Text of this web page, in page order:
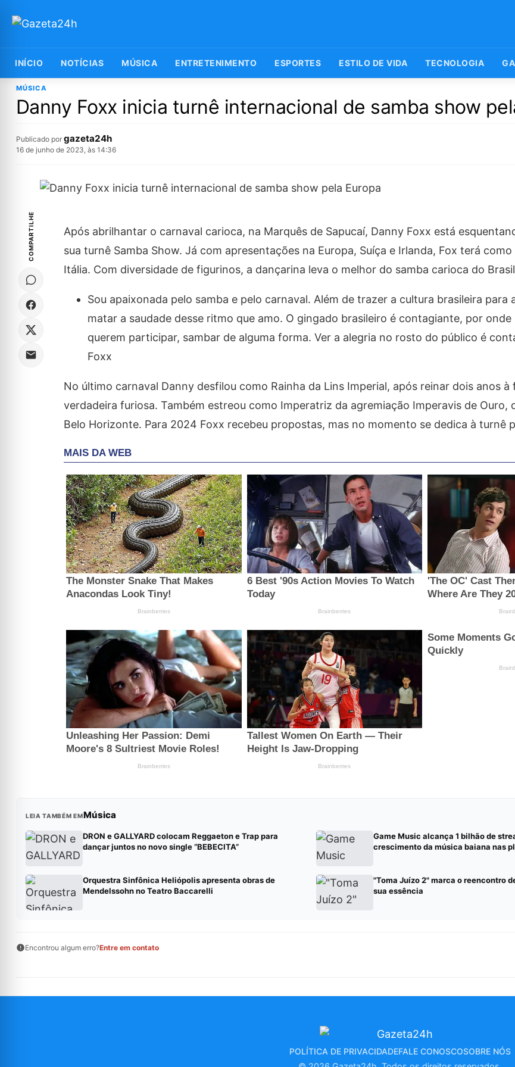
INÍCIO NOTÍCIAS MÚSICA ENTRETENIMENTO ESPORTES ESTILO DE VIDA TECNOLOGIA
MÚSICA
Danny Foxx inicia turnê internacional de samba show
Publicado por gazeta24h
16 de junho de 2023, às 14:36
COMPARTILHE
Após abrilhantar o carnaval carioca, na Marquês de Sapucaí, Danny Foxx está
sua turnê Samba Show. Já com apresentações na Europa, Suíça e Irlanda, Fox terá
Itália. Com diversidade de figurinos, a dançarina leva o melhor do samba carioca do
Sou apaixonada pelo samba e pelo carnaval. Além de trazer a cultura brasileira para
matar a saudade desse ritmo que amo. O gingado brasileiro é contagiante, por
querem participar, sambar de alguma forma. Ver a alegria no rosto do público é
Foxx
No último carnaval Danny desfilou como Rainha da Lins Imperial, após reinar dois anos
verdadeira furiosa. Também estreou como Imperatriz da agremiação Imperavis de Ouro,
Belo Horizonte. Para 2024 Foxx recebeu propostas, mas no momento se dedica à turnê
LEIA TAMBÉM EMMúsica
DRON e GALLYARD colocam Reggaeton e Trap para
dançar juntos no novo single “BEBECITA”
Game Music alcança 1 bilhão de
crescimento da música baiana nas
Orquestra Sinfônica Heliópolis apresenta obras de
Mendelssohn no Teatro Baccarelli
"Toma Juízo 2" marca o reencontro
sua essência
Encontrou algum erro?Entre em contato
POLÍTICA DE PRIVACIDADEFALE CONOSCOSOBRE NÓS